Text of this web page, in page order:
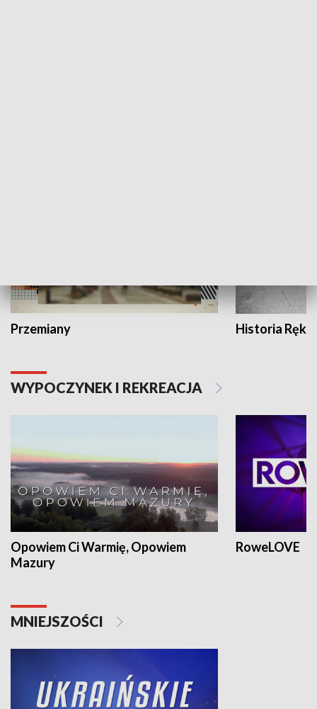
Przemiany Historia Ręką
WYPOCZYNEK I REKREACJA
Opowiem Ci Warmię, Opowiem
Mazury
RoweLOVE
MNIEJSZOŚCI